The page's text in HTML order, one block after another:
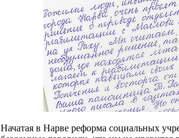
Начатая в Нарве реформа социальных